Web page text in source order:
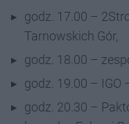
godz. 17.00 –
Tarnowskich Gór,
godz. 18.00 –
godz. 19.00 – IGO
godz. 20.30 –